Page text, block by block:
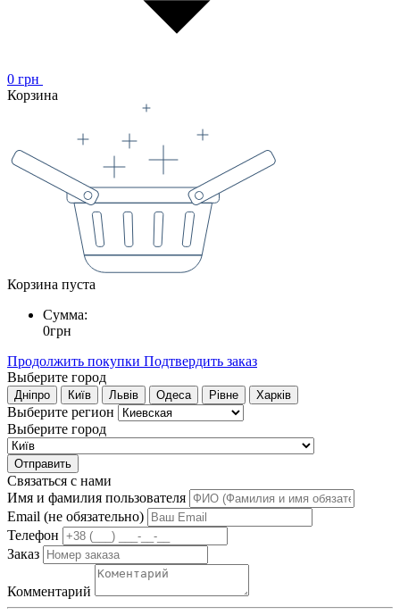
0 грн
Корзина
Корзина пуста
Сумма:
0грн
Продолжить покупки Подтвердить заказ
Выберите город
Дніпро Київ Львів Одеса Рівне Харків
Выберите регион
Выберите город
Отправить
Связаться с нами
Имя и фамилия пользователя
Email (не обязательно)
Телефон
Заказ
Комментарий